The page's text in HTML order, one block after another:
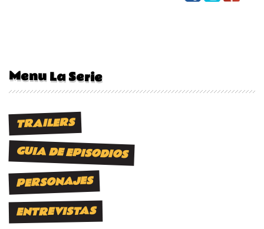
Menu La Serie
TRAILERS
GUIA DE EPISODIOS
PERSONAJES
ENTREVISTAS